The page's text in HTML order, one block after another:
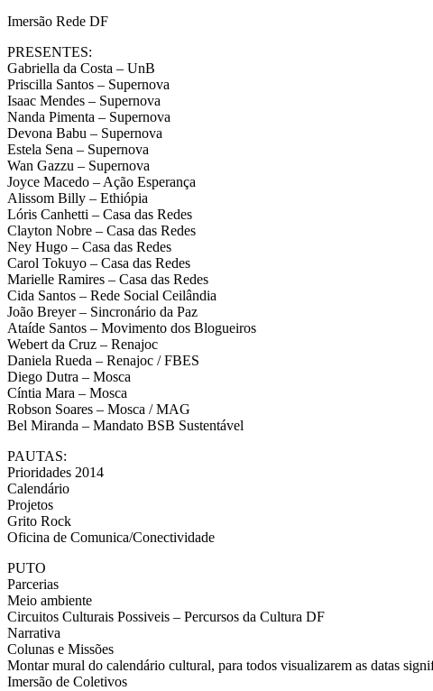
Imersão Rede DF
PRESENTES:
Gabriella da Costa – UnB
Priscilla Santos – Supernova
Isaac Mendes – Supernova
Nanda Pimenta – Supernova
Devona Babu – Supernova
Estela Sena – Supernova
Wan Gazzu – Supernova
Joyce Macedo – Ação Esperança
Alissom Billy – Ethiópia
Lóris Canhetti – Casa das Redes
Clayton Nobre – Casa das Redes
Ney Hugo – Casa das Redes
Carol Tokuyo – Casa das Redes
Marielle Ramires – Casa das Redes
Cida Santos – Rede Social Ceilândia
João Breyer – Sincronário da Paz
Ataíde Santos – Movimento dos Blogueiros
Webert da Cruz – Renajoc
Daniela Rueda – Renajoc / FBES
Diego Dutra – Mosca
Cíntia Mara – Mosca
Robson Soares – Mosca / MAG
Bel Miranda – Mandato BSB Sustentável
PAUTAS:
Prioridades 2014
Calendário
Projetos
Grito Rock
Oficina de Comunica/Conectividade
PUTO
Parcerias
Meio ambiente
Circuitos Culturais Possiveis – Percursos da Cultura DF
Narrativa
Colunas e Missões
Montar mural do calendário cultural, para todos visualizarem as datas
Imersão de Coletivos